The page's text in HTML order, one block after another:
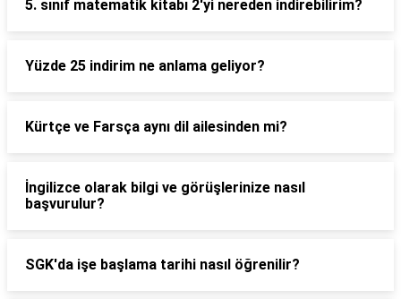
5. sınıf matematik kitabı 2'yi nereden indirebilirim?
Yüzde 25 indirim ne anlama geliyor?
Kürtçe ve Farsça aynı dil ailesinden mi?
İngilizce olarak bilgi ve görüşlerinize nasıl
başvurulur?
SGK'da işe başlama tarihi nasıl öğrenilir?